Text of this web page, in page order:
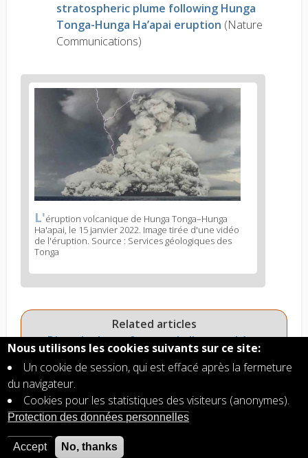
stratospheric plume following Hunga
Tonga-Hunga Ha’apai eruption (Nature
Communications)
News
image
News
image
legend
L'éruption volcanique de Hunga Tonga–Hunga
Ha'apai, le 15 janvier 2022. Image tirée d'une vidéo
de l'éruption. Source : Services géologiques des
Tonga
Related articles
Dioxyde de soufre: gaz de l'atmosphère
terrestre
30 ans après l'éruption du Mont Pinatubo : une
illustration de la relation entre les volcans et le
climat
Eruptions volcaniques: danger pour l'aviation
Aérosols stratosphériques, influence sur le
Nous utilisons les cookies suivants sur ce site:
Un cookie de session, qui est effacé après la fermeture
du navigateur.
Cookies pour les statistiques des visiteurs (anonymes).
Protection des données personnelles
Accept No, thanks